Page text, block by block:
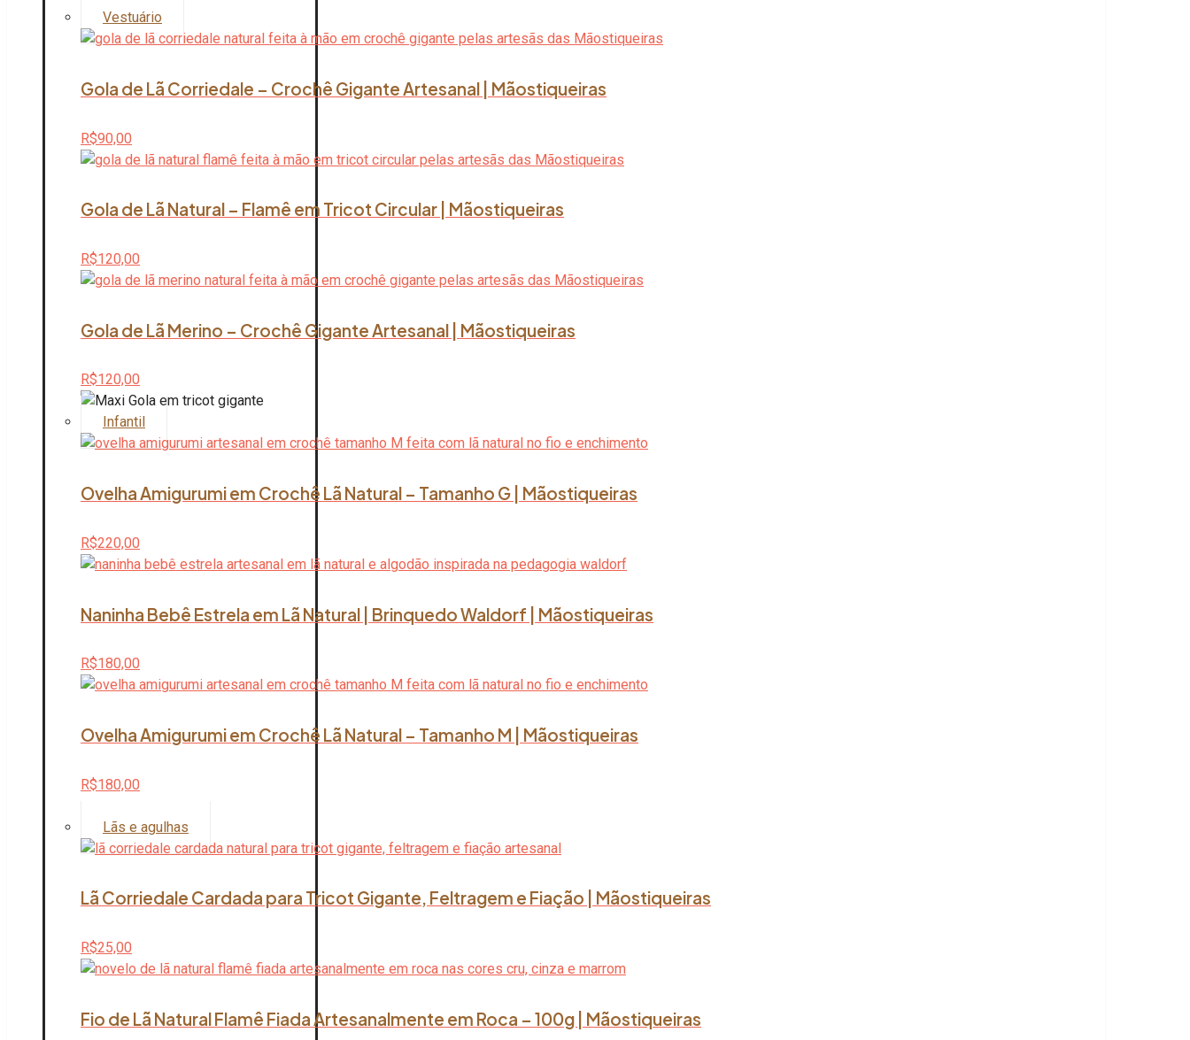
Vestuário
Gola de Lã Corriedale – Crochê Gigante Artesanal | Mãostiqueiras
R$90,00
Gola de Lã Natural – Flamê em Tricot Circular | Mãostiqueiras
R$120,00
Gola de Lã Merino – Crochê Gigante Artesanal | Mãostiqueiras
R$120,00
Infantil
Ovelha Amigurumi em Crochê Lã Natural – Tamanho G | Mãostiqueiras
R$220,00
Naninha Bebê Estrela em Lã Natural | Brinquedo Waldorf | Mãostiqueiras
R$180,00
Ovelha Amigurumi em Crochê Lã Natural – Tamanho M | Mãostiqueiras
R$180,00
Lãs e agulhas
Lã Corriedale Cardada para Tricot Gigante, Feltragem e Fiação | Mãostiqueiras
R$25,00
Fio de Lã Natural Flamê Fiada Artesanalmente em Roca – 100g | Mãostiqueiras